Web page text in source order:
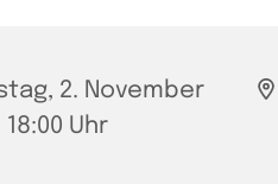
2. November
18:00 Uhr